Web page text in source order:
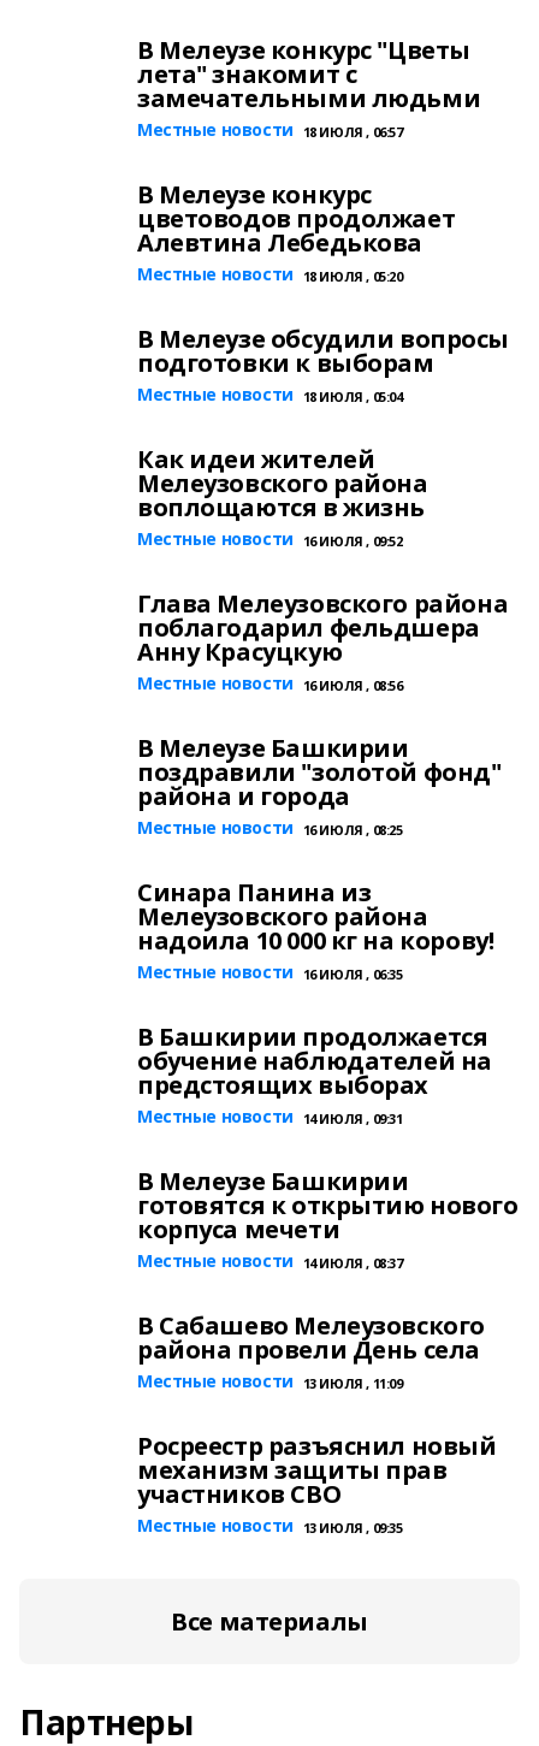
В Мелеузе конкурс "Цветы
лета" знакомит с
замечательными людьми
Местные новости 18 ИЮЛЯ , 06:57
В Мелеузе конкурс
цветоводов продолжает
Алевтина Лебедькова
Местные новости 18 ИЮЛЯ , 05:20
В Мелеузе обсудили вопросы
подготовки к выборам
Местные новости 18 ИЮЛЯ , 05:04
Как идеи жителей
Мелеузовского района
воплощаются в жизнь
Местные новости 16 ИЮЛЯ , 09:52
Глава Мелеузовского района
поблагодарил фельдшера
Анну Красуцкую
Местные новости 16 ИЮЛЯ , 08:56
В Мелеузе Башкирии
поздравили "золотой фонд"
района и города
Местные новости 16 ИЮЛЯ , 08:25
Синара Панина из
Мелеузовского района
надоила 10 000 кг на корову!
Местные новости 16 ИЮЛЯ , 06:35
В Башкирии продолжается
обучение наблюдателей на
предстоящих выборах
Местные новости 14 ИЮЛЯ , 09:31
В Мелеузе Башкирии
готовятся к открытию нового
корпуса мечети
Местные новости 14 ИЮЛЯ , 08:37
В Сабашево Мелеузовского
района провели День села
Местные новости 13 ИЮЛЯ , 11:09
Росреестр разъяснил новый
механизм защиты прав
участников СВО
Местные новости 13 ИЮЛЯ , 09:35
Все материалы
Партнеры